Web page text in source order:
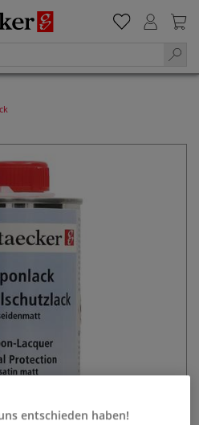
entschieden haben!